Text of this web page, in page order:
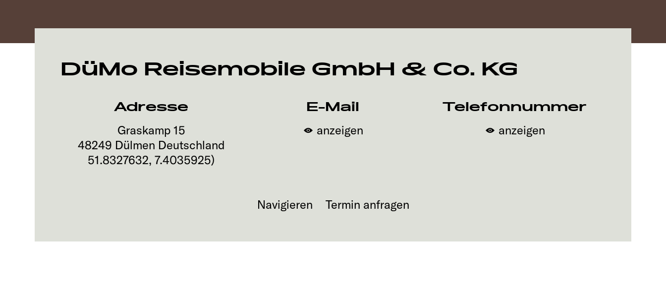
DüMo Reisemobile GmbH & Co. KG
Adresse
Graskamp 15
48249 Dülmen Deutschland
51.8327632,7.4035925)
E-Mail
anzeigen
Telefonnummer
anzeigen
Navigieren Termin anfragen